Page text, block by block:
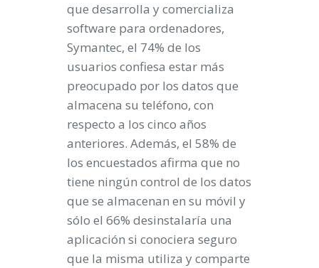
que desarrolla y comercializa
software para ordenadores,
Symantec, el 74% de los
usuarios confiesa estar más
preocupado por los datos que
almacena su teléfono, con
respecto a los cinco años
anteriores. Además, el 58% de
los encuestados afirma que no
tiene ningún control de los datos
que se almacenan en su móvil y
sólo el 66% desinstalaría una
aplicación si conociera seguro
que la misma utiliza y comparte